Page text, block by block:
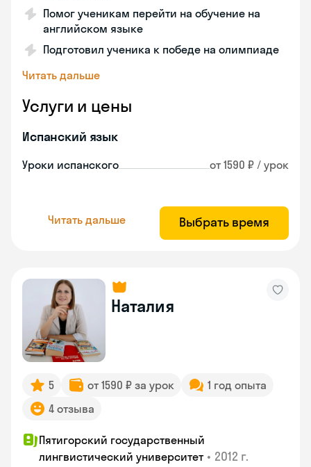
Помог ученикам перейти на обучение на
английском языке
Подготовил ученика к победе на олимпиаде
Читать дальше
Услуги и цены
Испанский язык
Уроки испанского от 1590 ₽ / урок
Читать дальше Выбрать время
Наталия
5 от 1590 ₽ за урок
1 год опыта
4 отзыва
Пятигорский государственный
лингвистический университет • 2012 г.